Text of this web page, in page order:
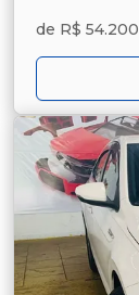
de R$ 54.200